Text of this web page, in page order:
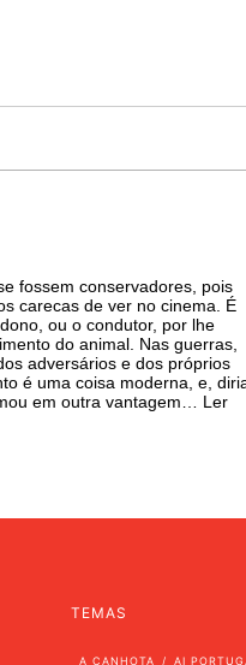
fossem conservadores, pois
carecas de ver no cinema. É
ou o condutor, por lhe
do animal. Nas guerras,
adversários e dos próprios
é uma coisa moderna, e,
em outra vantagem
Ler
TEMAS
A CANHOTA AI